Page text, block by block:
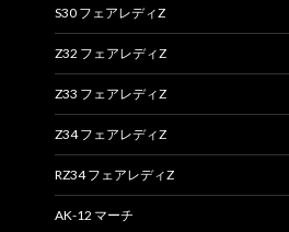
S30 フェアレディZ
Z32 フェアレディZ
Z33 フェアレディZ
Z34 フェアレディZ
RZ34 フェアレディZ
AK-12 マーチ